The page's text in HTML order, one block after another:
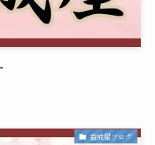
益成屋ブログ